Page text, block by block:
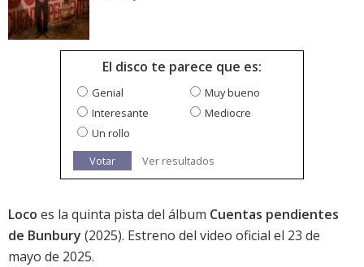
El disco te parece que es:
Genial
Muy bueno
Interesante
Mediocre
Un rollo
Votar
Ver resultados
Loco es la quinta pista del álbum Cuentas pendientes
de Bunbury (2025). Estreno del video oficial el 23 de
mayo de 2025.